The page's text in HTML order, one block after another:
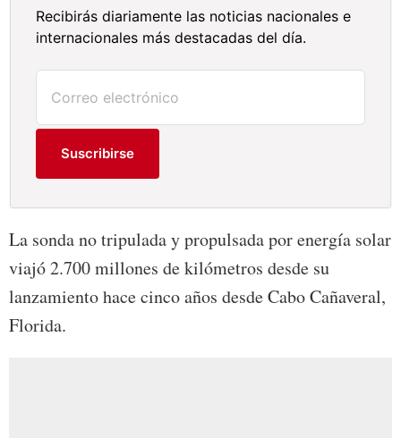
Recibirás diariamente las noticias nacionales e
internacionales más destacadas del día.
Suscribirse
La sonda no tripulada y propulsada por energía solar
viajó 2.700 millones de kilómetros desde su
lanzamiento hace cinco años desde Cabo Cañaveral,
Florida.